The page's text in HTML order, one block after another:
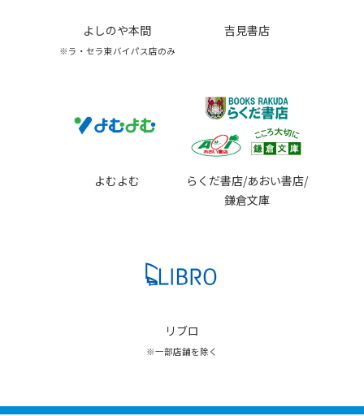
よしのや本間
※ラ・セラ東バイパス店のみ
吉見書店
よむよむ
らくだ書店/あおい書店/
鎌倉文庫
リブロ
※一部店舗を除く